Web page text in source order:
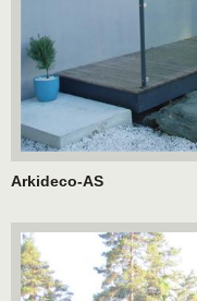
Arkideco-AS